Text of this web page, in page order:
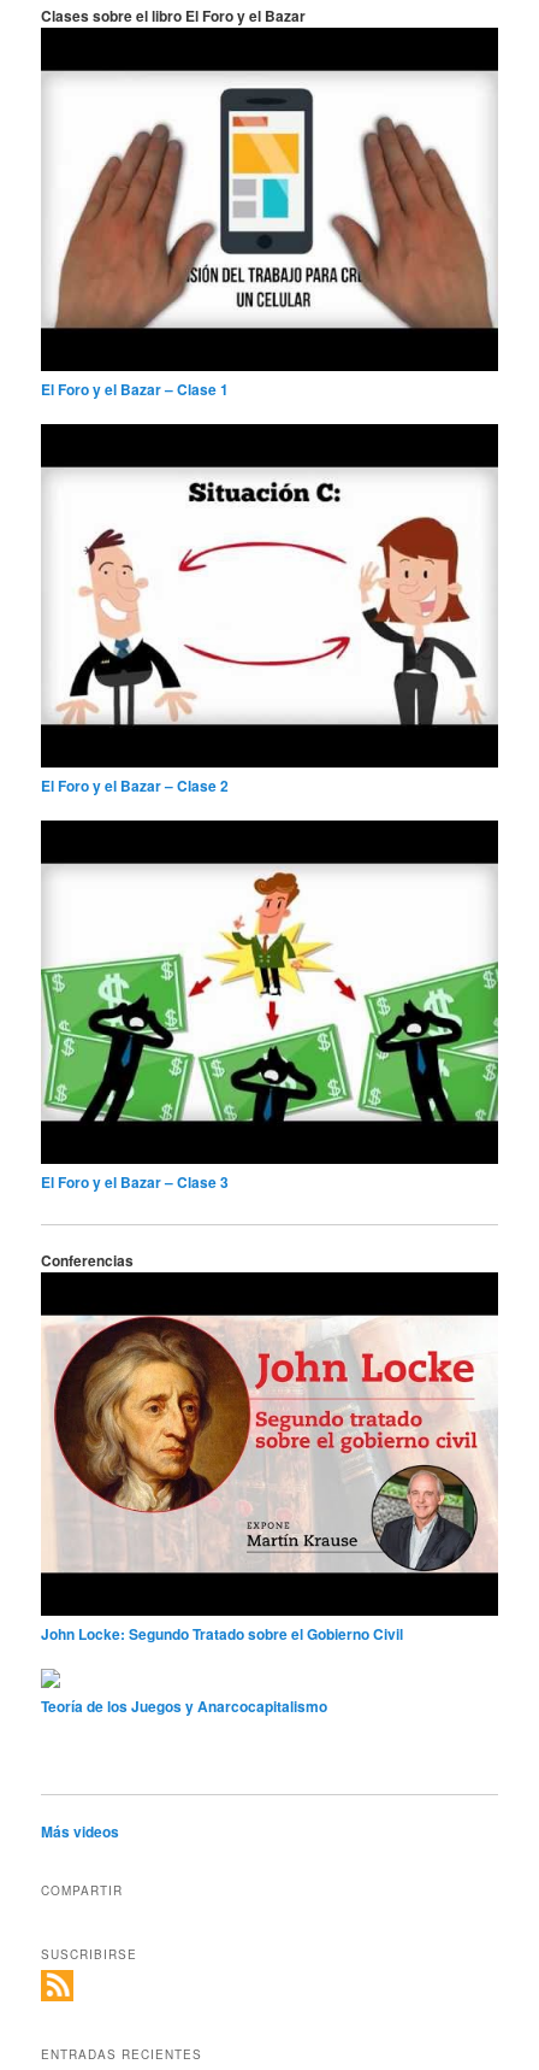
r
Clases sobre el libro El Foro y el Bazar
El Foro y el Bazar – Clase 1
El Foro y el Bazar – Clase 2
El Foro y el Bazar – Clase 3
Conferencias
John Locke: Segundo Tratado sobre el Gobierno Civil
Teoría de los Juegos y Anarcocapitalismo
Más videos
COMPARTIR
SUSCRIBIRSE
ENTRADAS RECIENTES